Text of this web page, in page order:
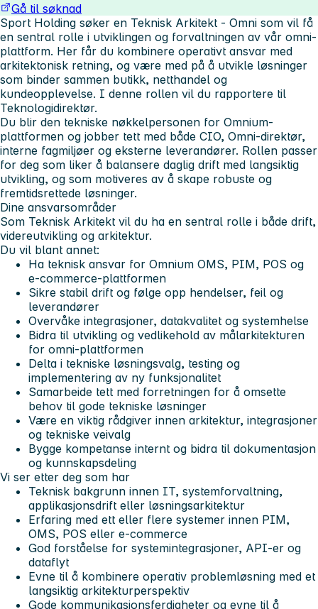
Gå til søknad
Sport Holding søker en Teknisk Arkitekt - Omni som vil få
en sentral rolle i utviklingen og forvaltningen av vår omni-
plattform. Her får du kombinere operativt ansvar med
arkitektonisk retning, og være med på å utvikle løsninger
som binder sammen butikk, netthandel og
kundeopplevelse. I denne rollen vil du rapportere til
Teknologidirektør.
Du blir den tekniske nøkkelpersonen for Omnium-
plattformen og jobber tett med både CIO, Omni-direktør,
interne fagmiljøer og eksterne leverandører. Rollen passer
for deg som liker å balansere daglig drift med langsiktig
utvikling, og som motiveres av å skape robuste og
fremtidsrettede løsninger.
Dine ansvarsområder
Som Teknisk Arkitekt vil du ha en sentral rolle i både drift,
videreutvikling og arkitektur.
Du vil blant annet:
Ha teknisk ansvar for Omnium OMS, PIM, POS og
e-commerce-plattformen
Sikre stabil drift og følge opp hendelser, feil og
leverandører
Overvåke integrasjoner, datakvalitet og systemhelse
Bidra til utvikling og vedlikehold av målarkitekturen
for omni-plattformen
Delta i tekniske løsningsvalg, testing og
implementering av ny funksjonalitet
Samarbeide tett med forretningen for å omsette
behov til gode tekniske løsninger
Være en viktig rådgiver innen arkitektur, integrasjoner
og tekniske veivalg
Bygge kompetanse internt og bidra til dokumentasjon
og kunnskapsdeling
Vi ser etter deg som har
Teknisk bakgrunn innen IT, systemforvaltning,
applikasjonsdrift eller løsningsarkitektur
Erfaring med ett eller flere systemer innen PIM,
OMS, POS eller e-commerce
God forståelse for systemintegrasjoner, API-er og
dataflyt
Evne til å kombinere operativ problemløsning med et
langsiktig arkitekturperspektiv
Gode kommunikasjonsferdigheter og evne til å